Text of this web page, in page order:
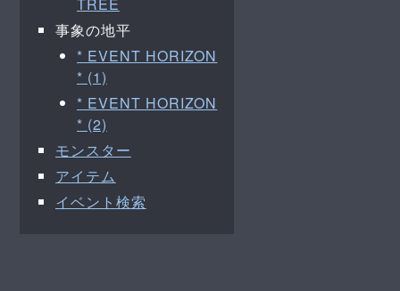
事象の地平
* EVENT HORIZON
* (1)
* EVENT HORIZON
* (2)
モンスター
アイテム
イベント検索